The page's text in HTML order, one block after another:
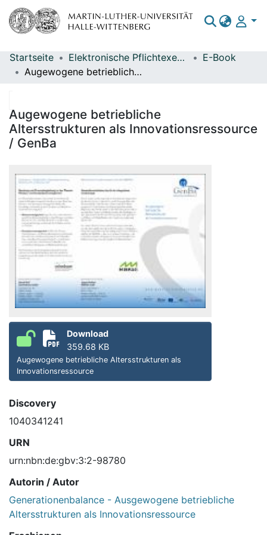
Bereiche & Sammlungen
Statistiken
Startseite Elektronische Pflichtexemplare
E-Book
Augewogene betriebliche Altersstrukturen als Innovationsressource / GenBa
Augewogene betriebliche
Altersstrukturen als Innovationsressource
/ GenBa
Download
359.68 KB
Augewogene betriebliche Altersstrukturen als
Innovationsressource
Discovery
1040341241
URN
urn:nbn:de:gbv:3:2-98780
Autorin / Autor
Generationenbalance - Ausgewogene betriebliche
Altersstrukturen als Innovationsressource